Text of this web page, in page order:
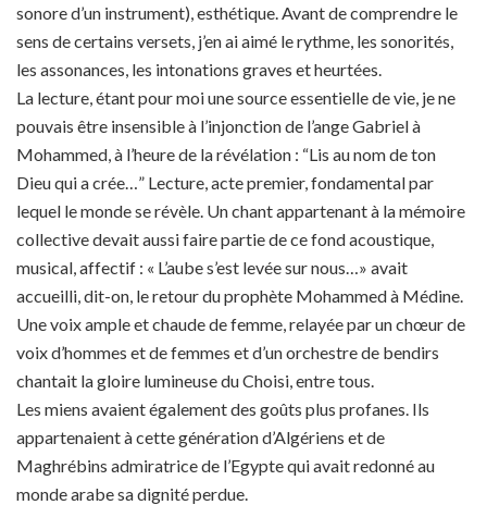
sonore d’un instrument), esthétique. Avant de comprendre le
sens de certains versets, j’en ai aimé le rythme, les sonorités,
les assonances, les intonations graves et heurtées.
La lecture, étant pour moi une source essentielle de vie, je ne
pouvais être insensible à l’injonction de l’ange Gabriel à
Mohammed, à l’heure de la révélation : “Lis au nom de ton
Dieu qui a crée…” Lecture, acte premier, fondamental par
lequel le monde se révèle. Un chant appartenant à la mémoire
collective devait aussi faire partie de ce fond acoustique,
musical, affectif : « L’aube s’est levée sur nous…» avait
accueilli, dit-on, le retour du prophète Mohammed à Médine.
Une voix ample et chaude de femme, relayée par un chœur de
voix d’hommes et de femmes et d’un orchestre de bendirs
chantait la gloire lumineuse du Choisi, entre tous.
Les miens avaient également des goûts plus profanes. Ils
appartenaient à cette génération d’Algériens et de
Maghrébins admiratrice de l’Egypte qui avait redonné au
monde arabe sa dignité perdue.